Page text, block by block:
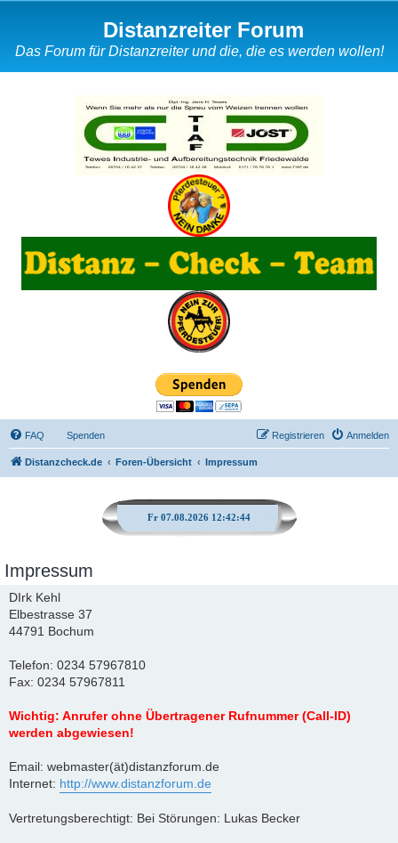
Distanzreiter Forum
Das Forum für Distanzreiter und die, die es werden wollen!
FAQ Spenden Anmelden
Registrieren
Distanzcheck.de Foren-Übersicht Impressum
Fr 07.08.2026 12:42:44
Impressum
DIrk Kehl
Elbestrasse 37
44791 Bochum
Telefon: 0234 57967810
Fax: 0234 57967811
Wichtig: Anrufer ohne Übertragener Rufnummer (Call-ID)
werden abgewiesen!
Email: webmaster(ät)distanzforum.de
Internet: http://www.distanzforum.de
Vertretungsberechtigt: Bei Störungen: Lukas Becker